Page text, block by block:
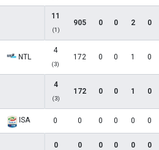
11
(1)
905 0 0 2 0
NTL
4
(3)
172 0 0 1 0
4
(3)
172 0 0 1 0
ISA 0 0 0 0 0 0
0 0 0 0 0 0